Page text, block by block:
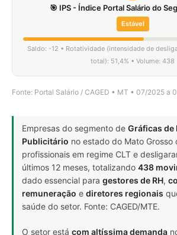
🎯 IPS - Índice Portal Salário do
Estável
Saldo: -12 • Rotatividade (intensidade de
total): 51,4% • Volume: 438
Fonte: Portal Salário / CAGED • MT • 07/2025 a
Empresas do segmento de Gráficas de
Publicitário no estado do Mato Grosso
profissionais em regime CLT e
últimos 12 meses, totalizando 438
dado essencial para gestores de RH,
remuneração e diretores regionais
saúde do setor. Fonte: CAGED/MTE.
O setor está com altíssima demanda